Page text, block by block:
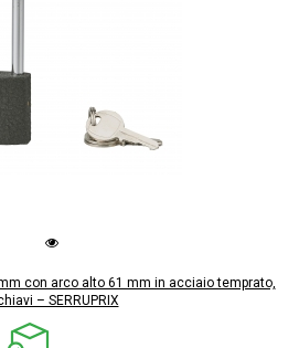
con arco alto 61 mm in acciaio temprato,
– SERRUPRIX